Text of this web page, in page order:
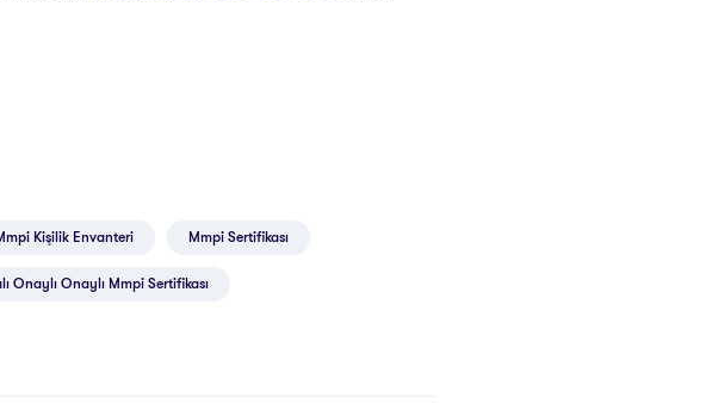
Kişilik Envanteri Mmpi Sertifikası
Onaylı Onaylı Mmpi Sertifikası